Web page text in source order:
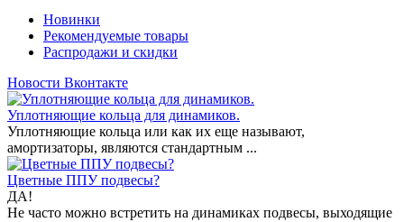
Новинки
Рекомендуемые товары
Распродажи и скидки
Новости Вконтакте
Уплотняющие кольца для динамиков.
Уплотняющие кольца или как их еще называют,
амортизаторы, являются стандартным ...
Цветные ППУ подвесы?
ДА!
Не часто можно встретить на динамиках подвесы, выходящие